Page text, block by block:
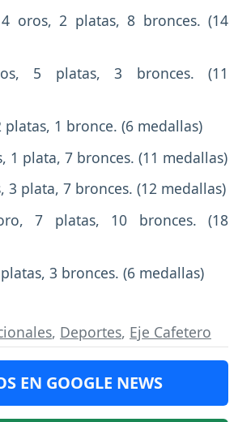
4 oros, 2 platas, 8 bronces. (14
5 platas, 3 bronces. (11
platas, 1 bronce. (6 medallas)
1 plata, 7 bronces. (11 medallas)
3 plata, 7 bronces. (12 medallas)
7 platas, 10 bronces. (18
3 bronces. (6 medallas)
, Deportes, Eje Cafetero
EN GOOGLE NEWS